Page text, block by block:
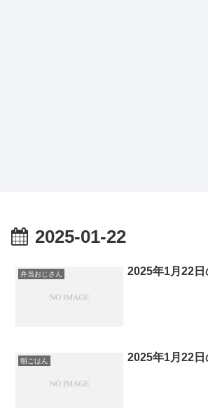
2025-01-22
弁当おじさん 2025年1月22
朝ごはん 2025年1月22